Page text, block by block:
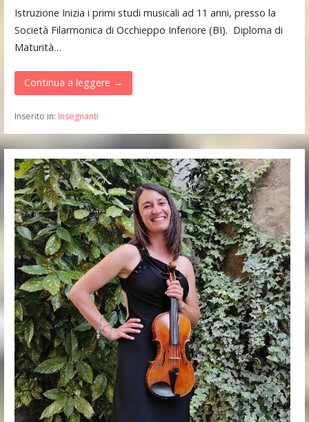
Istruzione Inizia i primi studi musicali ad 11 anni, presso la
Società Filarmonica di Occhieppo Inferiore (BI). Diploma di
Maturità…
Continua a leggere →
Inserito in: Insegnanti